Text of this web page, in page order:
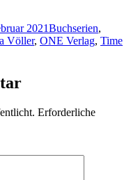
2021Buchserien,
Völler, ONE Verlag, Time
Erforderliche